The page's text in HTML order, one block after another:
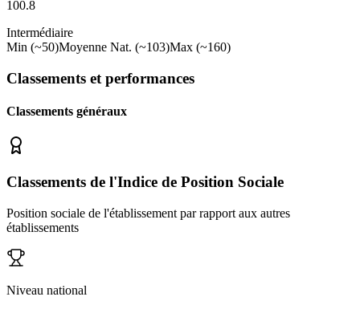
100.8
Intermédiaire
Min (~50)Moyenne Nat. (~103)Max (~160)
Classements et performances
Classements généraux
Classements de l'Indice de Position Sociale
Position sociale de l'établissement par rapport aux autres
établissements
Niveau national